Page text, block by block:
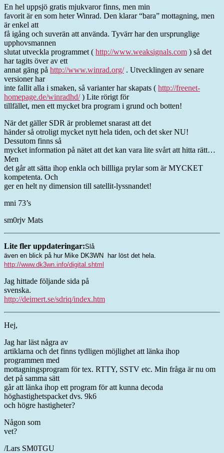
En hel uppsjö gratis mjukvaror finns, men min
favorit är en som heter Winrad. Den klarar “bara” mottagning, men
är enkel att
få igång och suverän att använda. Tyvärr har den ursprunglige
upphovsmannen
slutat utveckla programmet ( http://www.weaksignals.com ) så det
har tagits över av ett
annat gäng på http://www.winrad.org/. Utvecklingen av senare
versioner har
inte fallit alla i smaken, så varianter har skapats ( http://freenet-
homepage.de/winradhd/) Lite rörigt för
tillfället, men ett mycket bra program i grund och botten!
När det gäller SDR är problemet snarast att det
händer så otroligt mycket nytt hela tiden, och det sker NU!
Dessutom finns så
mycket information på nätet att det kan vara lite svårt att hitta rätt…
Men
det går att sätta ihop enkla och billliga prylar som är MYCKET
kompetenta. Och
ger en helt ny dimension till satellit-lyssnandet!
mni 73’s
sm0rjv Mats
Lite fler uppdateringar:Slå
även en blick på hur Mike DK3WN har löst det hela.
http://www.dk3wn.info/digital.shtml
Jag hittade följande sida på
svenska.
http://deimert.se/sdriq/index.htm
Hej,
Jag har läst några av
artiklarna och det finns tydligen möjlighet att länka ihop
programmen med
mottagningsprogram för tex. RTTY, SSTV etc. Min fråga är nu om
det på samma sätt
går att länka ihop ett program för att kunna decoda
höghastighetspacket dvs. 9k6
och högre hastigheter?
Någon som
vet?
/Lars SM0TGU